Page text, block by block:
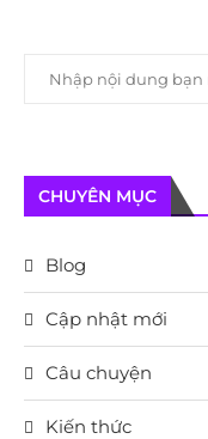
CHUYÊN MỤC
Blog
Cập nhật mới
Câu chuyện
Kiến thức